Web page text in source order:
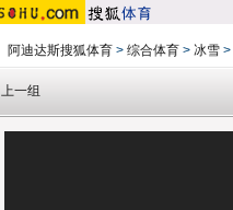
阿迪达斯搜狐体育 > 综合体育 > 冰雪 >
上一组